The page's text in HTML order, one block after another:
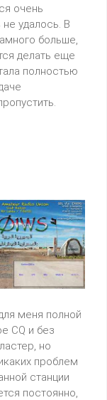
очень
удалось. В
больше,
делать еще
полностью
меня полной
CQ и без
но
проблем
станции
постоянно,